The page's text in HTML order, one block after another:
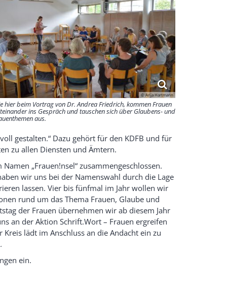
© Anja Hartmann
hier beim Vortrag von Dr. Andrea Friedrich, kommen Frauen
ins Gespräch und tauschen sich über Glaubens- und
aus.
gestalten.“ Dazu gehört für den KDFB und für
zu allen Diensten und Ämtern.
„Frauen!nsel“ zusammengeschlossen.
wir uns bei der Namenswahl durch die Lage
lassen. Vier bis fünfmal im Jahr wollen wir
rund um das Thema Frauen, Glaube und
der Frauen übernehmen wir ab diesem Jahr
an der Aktion Schrift.Wort – Frauen ergreifen
lädt im Anschluss an die Andacht ein zu
ein.